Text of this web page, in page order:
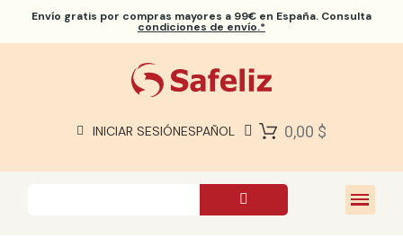
Envío gratis por compras mayores a 99€ en España. Consulta
condiciones de envío.*
INICIAR SESIÓNESPAÑOL 0,00 $